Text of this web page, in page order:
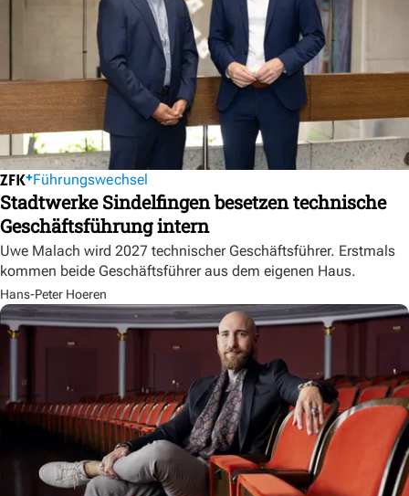
Führungswechsel
Stadtwerke Sindelfingen besetzen technische
Geschäftsführung intern
Uwe Malach wird 2027 technischer Geschäftsführer. Erstmals
kommen beide Geschäftsführer aus dem eigenen Haus.
Hans-Peter Hoeren